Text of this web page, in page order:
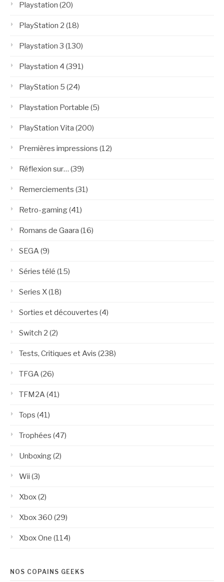
Playstation (20)
PlayStation 2 (18)
Playstation 3 (130)
Playstation 4 (391)
PlayStation 5 (24)
Playstation Portable (5)
PlayStation Vita (200)
Premières impressions (12)
Réflexion sur… (39)
Remerciements (31)
Retro-gaming(41)
Romans de Gaara (16)
SEGA(9)
Séries télé (15)
Series X(18)
Sorties et découvertes (4)
Switch 2 (2)
Tests, Critiques et Avis (238)
TFGA(26)
TFM2A(41)
Tops (41)
Trophées (47)
Unboxing(2)
Wii (3)
Xbox(2)
Xbox 360 (29)
Xbox One (114)
NOS COPAINS GEEKS